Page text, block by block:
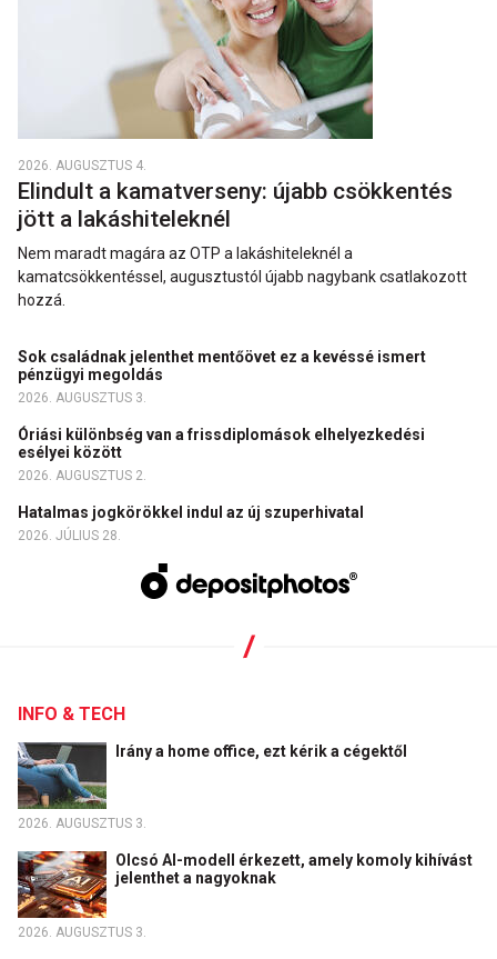
2026. AUGUSZTUS 4.
Elindult a kamatverseny: újabb csökkentés
jött a lakáshiteleknél
Nem maradt magára az OTP a lakáshiteleknél a
kamatcsökkentéssel, augusztustól újabb nagybank csatlakozott
hozzá.
Sok családnak jelenthet mentőövet ez a kevéssé ismert
pénzügyi megoldás
2026. AUGUSZTUS 3.
Óriási különbség van a frissdiplomások elhelyezkedési
esélyei között
2026. AUGUSZTUS 2.
Hatalmas jogkörökkel indul az új szuperhivatal
2026. JÚLIUS 28.
INFO & TECH
Irány a home office, ezt kérik a cégektől
2026. AUGUSZTUS 3.
Olcsó AI-modell érkezett, amely komoly kihívást
jelenthet a nagyoknak
2026. AUGUSZTUS 3.